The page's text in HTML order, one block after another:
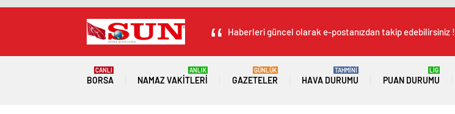
Erdoğan
Haberleri güncel olarak e-postanızdan takip edebilirsiniz !
BORSA
CANLI
NAMAZ VAKITLERI
ANLIK
GAZETELER
GÜNLÜK
HAVA DURUMU
TAHMİNİ
PUAN DURUMU
LİG